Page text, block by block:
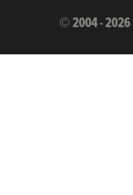
© 2004 - 2026